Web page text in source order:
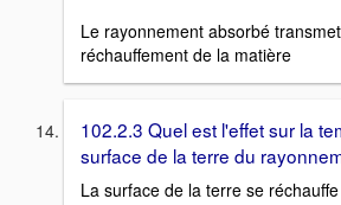
Le rayonnement absorbé
réchauffement de la matière
102.2.3 Quel est l'effet sur la
surface de la terre du
La surface de la terre se